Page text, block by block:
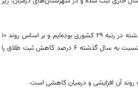
به گفته وی بیشترین ثبت ازدواج مربوط به فردوس است و از نظر نرخ طلاق در سال گذشته در رتبه ۲۹ کشوری بوده‌ایم و بر اساس روند ۱۰
ساله میزان طلاق افزایشی است و در سال جاری هزار و ۴۳ واقعه طلاق ثبت شده که نسبت به سال گذشته ۶ درصد کاهش ثبت طلاق را